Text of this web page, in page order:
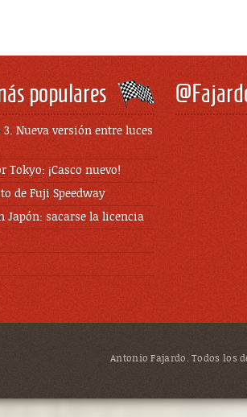
populares
3. Nueva versión entre luces
Tokyo: ¡Casco nuevo!
de Fuji Speedway
Japón: sacarse la licencia
Antonio Fajardo. Todos los